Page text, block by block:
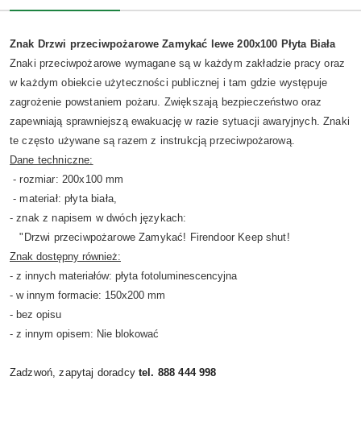
Znak Drzwi przeciwpożarowe Zamykać lewe 200x100 Płyta Biała
Znaki przeciwpożarowe wymagane są w każdym zakładzie pracy oraz
w każdym obiekcie użyteczności publicznej i tam gdzie występuje
zagrożenie powstaniem pożaru. Zwiększają bezpieczeństwo oraz
zapewniają sprawniejszą ewakuację w razie sytuacji awaryjnych. Znaki
te często używane są razem z instrukcją przeciwpożarową.
Dane techniczne:
- rozmiar: 200x100 mm
- materiał: płyta biała,
- znak z napisem w dwóch językach:
"Drzwi przeciwpożarowe Zamykać! Firendoor Keep shut!
Znak dostępny również:
- z innych materiałów: płyta fotoluminescencyjna
- w innym formacie: 150x200 mm
- bez opisu
- z innym opisem: Nie blokować
Zadzwoń, zapytaj doradcy tel. 888 444 998